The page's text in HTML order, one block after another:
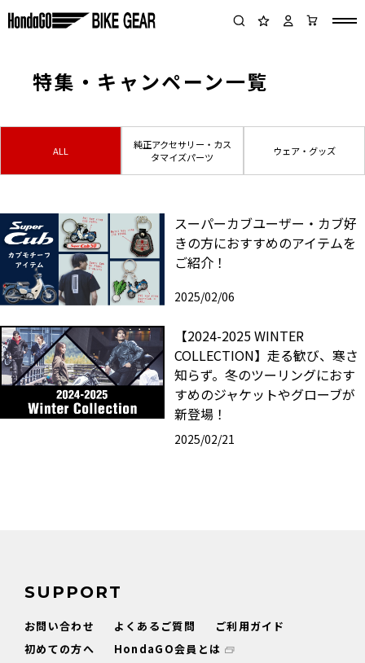
特集・キャンペーン一覧
ALL
純正アクセサリー・カス
タマイズパーツ
ウェア・グッズ
スーパーカブユーザー・カブ好
きの方におすすめのアイテムを
ご紹介！
2025/02/06
【2024-2025 WINTER
COLLECTION】走る歓び、寒さ
知らず。冬のツーリングにおす
すめのジャケットやグローブが
新登場！
2025/02/21
SUPPORT
お問い合わせ よくあるご質問
ご利用ガイド
初めての方へ
HondaGO会員とは